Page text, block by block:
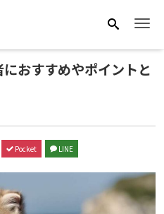
おすすめやポイントと
Pocket LINE